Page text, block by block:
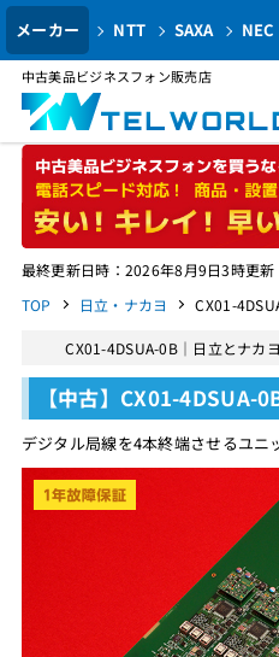
メーカー NTT SAXA NEC
中古美品ビジネスフォン販売店
最終更新日時：2026年8月9日3時更新
TOP
日立・ナカヨ CX01-
CX01-4DSUA-0B｜日立とナカ
【中古】CX01-4DSUA-
デジタル局線を4本終端させるユニ